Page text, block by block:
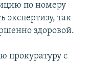
по номеру
экспертизу, так
здоровой.
прокуратуру с